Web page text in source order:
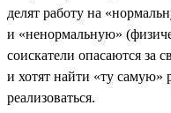
делят работу на
и «ненормальную»
соискатели опасаются за
и хотят найти «ту самую»
реализоваться.